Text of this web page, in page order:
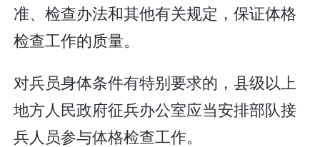
准、检查办法和其他有关规定，保证体格
检查工作的质量。
对兵员身体条件有特别要求的，县级以上
地方人民政府征兵办公室应当安排部队接
兵人员参与体格检查工作。